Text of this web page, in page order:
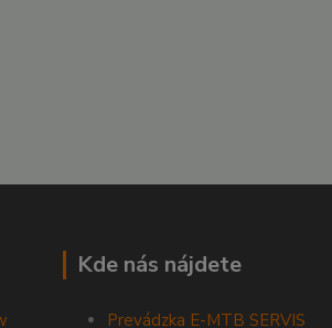
Kde nás nájdete
Prevádzka E-MTB SERVIS